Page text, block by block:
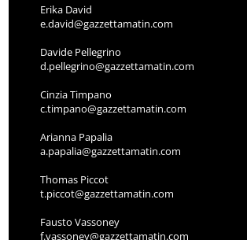
Erika David
e.david@gazzettamatin.com
Davide Pellegrino
d.pellegrino@gazzettamatin.com
Cinzia Timpano
c.timpano@gazzettamatin.com
Arianna Papalia
a.papalia@gazzettamatin.com
Thomas Piccot
t.piccot@gazzettamatin.com
Fausto Vassoney
f.vassoney@gazzettamatin.com